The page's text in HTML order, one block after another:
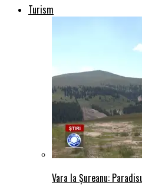
Turism
Vara la Șureanu: